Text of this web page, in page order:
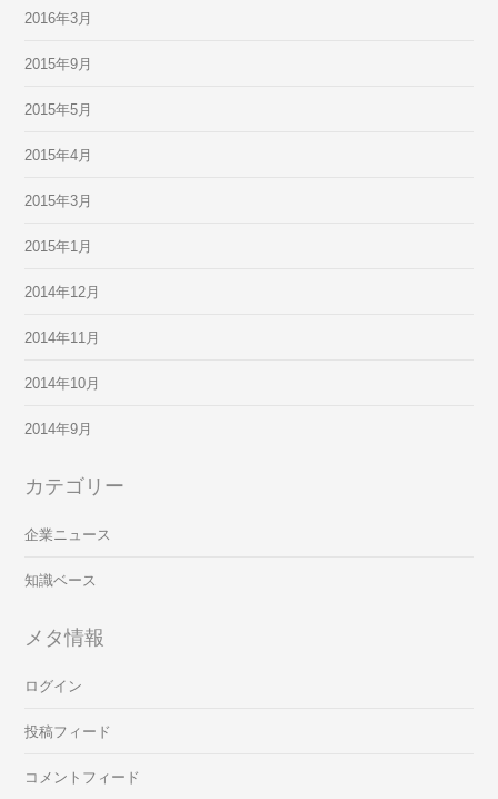
2016年3月
2015年9月
2015年5月
2015年4月
2015年3月
2015年1月
2014年12月
2014年11月
2014年10月
2014年9月
カテゴリー
企業ニュース
知識ベース
メタ情報
ログイン
投稿フィード
コメントフィード